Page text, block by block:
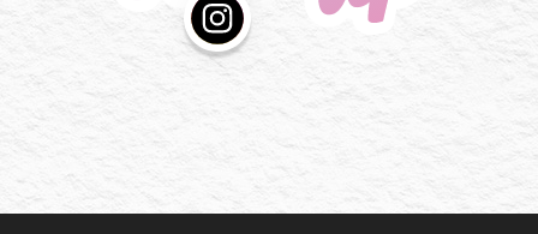
What's up? Les actualités de l'agence h2a